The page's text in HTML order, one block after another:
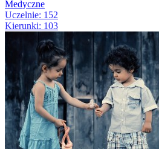
Medyczne
Uczelnie: 152
Kierunki: 103